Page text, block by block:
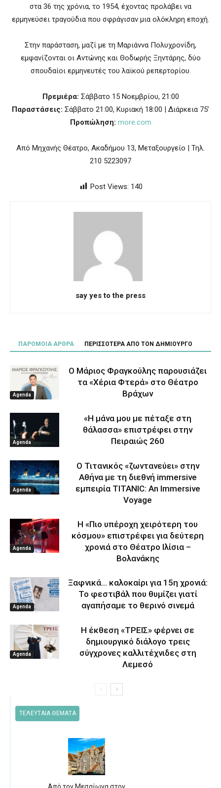
στα 36 της χρόνια, το 1954, έχοντας προλάβει να
ερμηνεύσει τραγούδια που σφράγισαν μια ολόκληρη εποχή.
Στην παράσταση, μαζί με τη Μαριάννα Πολυχρονίδη,
εμφανίζονται οι Αντώνης και Θοδωρής Ξηντάρης, δύο
σπουδαίοι ερμηνευτές του λαϊκού ρεπερτορίου.
Πρεμιέρα: Σάββατο 15 Νοεμβρίου, 21:00
Παραστάσεις: Σάββατο 21:00, Κυριακή 18:00 | Διάρκεια 75’
Προπώληση: more.com
Από Μηχανής Θέατρο, Ακαδήμου 13, Μεταξουργείο | Τηλ.
210 5223097
Post Views: 140
say yes to the press
ΠΑΡΟΜΟΙΑ ΑΡΘΡΑ ΠΕΡΙΣΣΟΤΕΡΑ ΑΠΟ ΤΟΝ ΔΗΜΙΟΥΡΓΟ
Agenda
Ο Μάριος Φραγκούλης παρουσιάζει
τα «Χέρια Φτερά» στο Θέατρο
Βράχων
Agenda
«Η μάνα μου με πέταξε στη
θάλασσα» επιστρέφει στην
Πειραιώς 260
Agenda
Ο Τιτανικός «ζωντανεύει» στην
Αθήνα με τη διεθνή immersive
εμπειρία TITANIC: An Immersive
Voyage
Agenda
Η «Πιο υπέροχη χειρότερη του
κόσμου» επιστρέφει για δεύτερη
χρονιά στο Θέατρο Ιλίσια –
Βολανάκης
Agenda
Ξαφνικά… καλοκαίρι για 15η χρονιά:
Το φεστιβάλ που θυμίζει γιατί
αγαπήσαμε το θερινό σινεμά
Agenda
Η έκθεση «ΤΡΕΙΣ» φέρνει σε
δημιουργικό διάλογο τρεις
σύγχρονες καλλιτέχνιδες στη
Λεμεσό
ΤΕΛΕΥΤΑΙΑ ΘΕΜΑΤΑ